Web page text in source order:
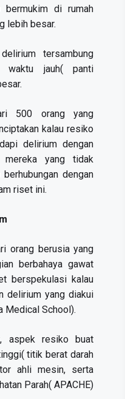
bermukim di rumah
lebih besar.
tersambung
waktu jauh( panti
500 orang yang
kalau resiko
delirium dengan
yang tidak
dengan
riset ini.
orang berusia yang
berbahaya gawat
berspekulasi kalau
delirium yang diakui
Medical School).
aspek resiko buat
titik berat darah
ahli mesin, serta
Parah( APACHE)